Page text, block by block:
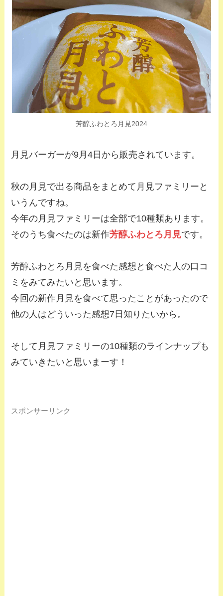
芳醇ふわとろ月見2024
月見バーガーが9月4日から販売されています。
秋の月見で出る商品をまとめて月見ファミリーと
いうんですね。
今年の月見ファミリーは全部で10種類あります。
そのうち食べたのは新作芳醇ふわとろ月見です。
芳醇ふわとろ月見を食べた感想と食べた人の口コ
ミをみてみたいと思います。
今回の新作月見を食べて思ったことがあったので
他の人はどういった感想7日知りたいから。
そして月見ファミリーの10種類のラインナップも
みていきたいと思いまーす！
スポンサーリンク